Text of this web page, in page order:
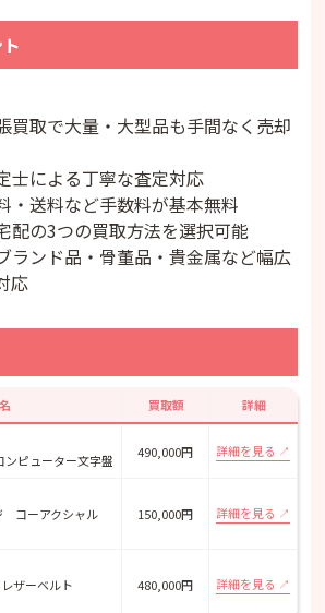
買取で大量・大型品も手間なく売却
士による丁寧な査定対応
・送料など手数料が基本無料
配の3つの買取方法を選択可能
ランド品・骨董品・貴金属など幅広
応
買取額 詳細
ンピューター文字盤
490,000円 詳細を見る
コーアクシャル
150,000円 詳細を見る
ザーベルト
480,000円 詳細を見る